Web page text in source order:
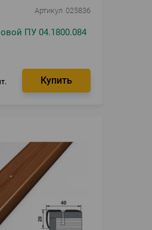
Артикул 025836
ПУ 04.1800.084